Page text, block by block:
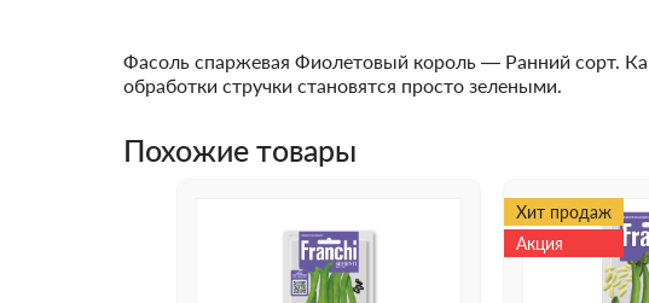
Фасоль спаржевая Фиолетовый король — Ранний сорт.
обработки стручки становятся просто зелеными.
Похожие товары
Хит продаж
Акция